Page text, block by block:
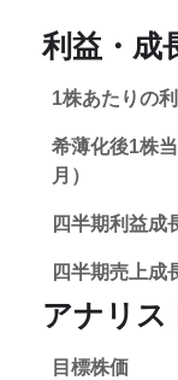
利益・成
1株あたりの
希薄化後1株
月）
四半期利益成
四半期売上成
アナリス
目標株価